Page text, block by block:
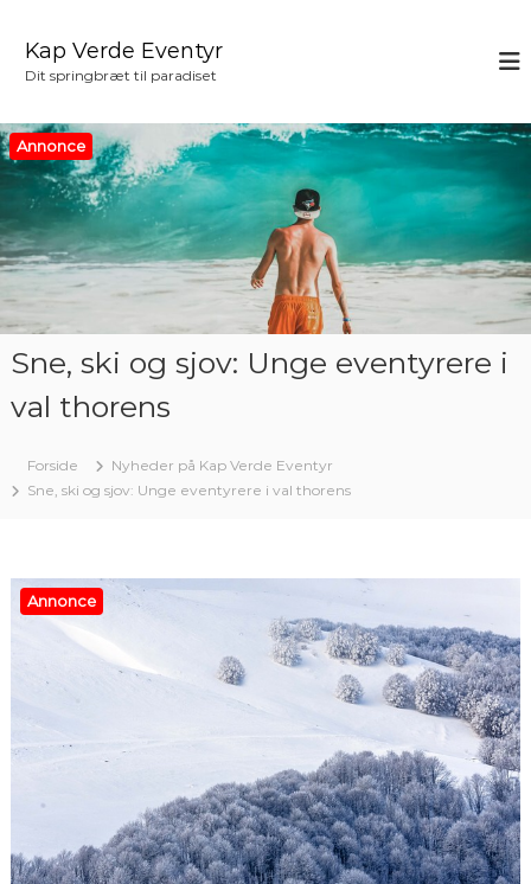
e
t
i
n
h
o
Kap Verde Eventyr
Dit springbræt til paradiset
Annonce
Sne, ski og sjov: Unge eventyrere i
val thorens
Forside
Nyheder på Kap Verde Eventyr
Sne, ski og sjov: Unge eventyrere i val thorens
Annonce